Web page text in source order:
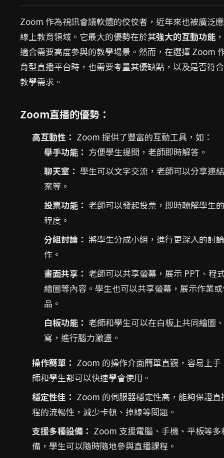
Zoom 作為視訊會議軟體的佼佼者，近年來也被廣泛
線上教育領域。它最大的優勢在於其強大的互動功能
適合需要高度參與的教學場景。然而，在選擇 Zoom
育型直播平台時，也需要考量其優缺點，以及是否符
教學需求。
Zoom直播的優勢：
高互動性： Zoom 提供了豐富的互動工具，如：
舉手功能： 方便學生提問，老師即時解答。
聊天室： 學生可以文字交流，老師可以分享連
案等。
投票功能： 老師可以發起投票，即時瞭解學生
程度。
分組討論： 將學生分成小組，進行更深入的討
作。
畫面共享： 老師可以共享螢幕，展示 PPT、程
繪圖等內容。學生也可以共享螢幕，展示作業
品。
白板功能： 老師和學生可以在白板上共同繪圖
寫，進行腦力激盪。
操作簡單： Zoom 的操作介面簡單直觀，容易上手
師和學生都可以快速學會使用。
穩定性佳： Zoom 的伺服器穩定性高，能夠保證直
程的流暢性，減少卡頓、掉線等問題。
支援多種設備： Zoom 支援電腦、手機、平板等多
備，學生可以隨時隨地參與直播課程。